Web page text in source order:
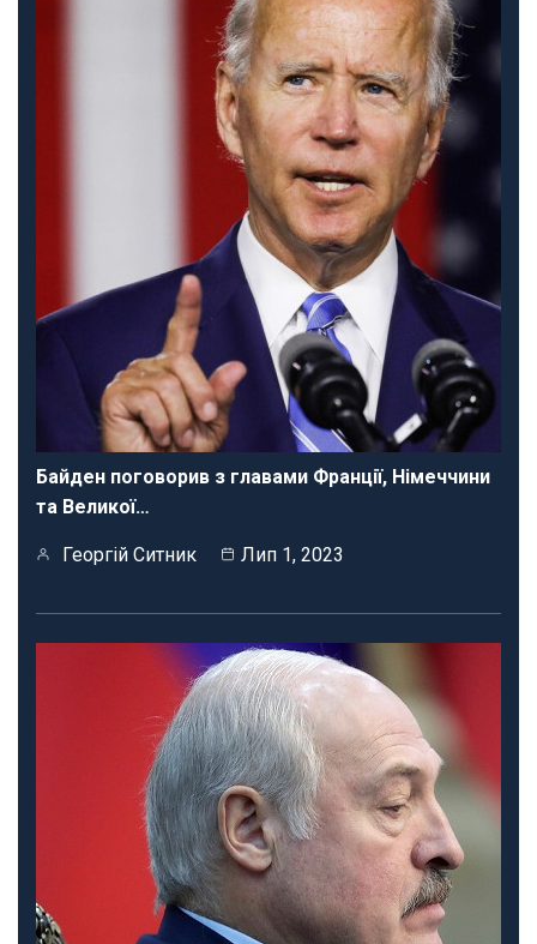
Байден поговорив з главами Франції, Німеччини
та Великої…
Георгій Ситник Лип 1, 2023